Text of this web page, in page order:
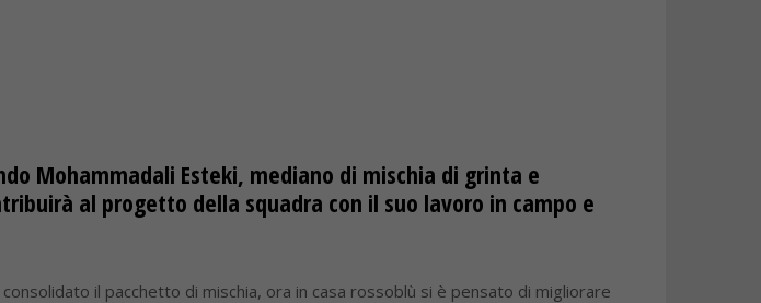
Mohammadali Esteki, mediano di mischia di grinta e
al progetto della squadra con il suo lavoro in campo e
il pacchetto di mischia, ora in casa rossoblù si è pensato di migliorare